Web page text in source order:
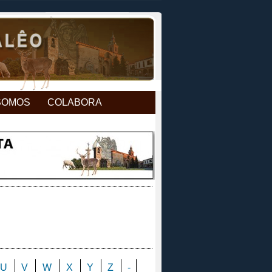
COLABORA
U V W X Y Z -